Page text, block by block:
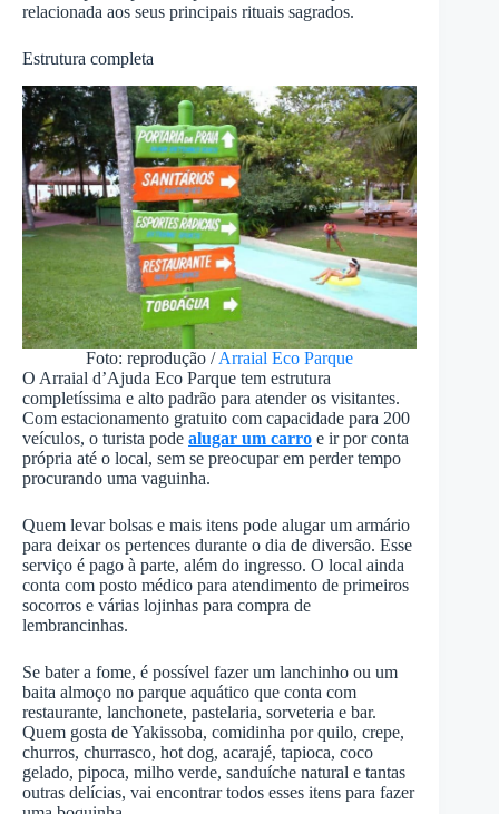
relacionada aos seus principais rituais sagrados.
Estrutura completa
Foto: reprodução /Arraial Eco Parque
O Arraial d’Ajuda Eco Parque tem estrutura
completíssima e alto padrão para atender os visitantes.
Com estacionamento gratuito com capacidade para 200
veículos, o turista pode alugar um carro e ir por conta
própria até o local, sem se preocupar em perder tempo
procurando uma vaguinha.
Quem levar bolsas e mais itens pode alugar um armário
para deixar os pertences durante o dia de diversão. Esse
serviço é pago à parte, além do ingresso. O local ainda
conta com posto médico para atendimento de primeiros
socorros e várias lojinhas para compra de
lembrancinhas.
Se bater a fome, é possível fazer um lanchinho ou um
baita almoço no parque aquático que conta com
restaurante, lanchonete, pastelaria, sorveteria e bar.
Quem gosta de Yakissoba, comidinha por quilo, crepe,
churros, churrasco, hot dog, acarajé, tapioca, coco
gelado, pipoca, milho verde, sanduíche natural e tantas
outras delícias, vai encontrar todos esses itens para fazer